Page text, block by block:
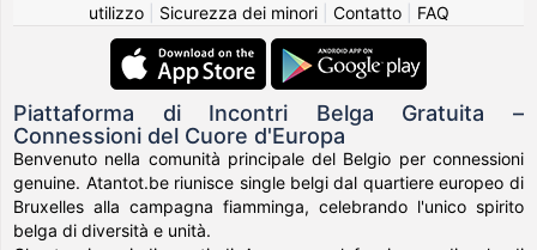
utilizzo| Sicurezza dei minori| Contatto| FAQ
Piattaforma di Incontri Belga Gratuita –
Connessioni del Cuore d'Europa
Benvenuto nella comunità principale del Belgio per connessioni
genuine. Atantot.be riunisce single belgi dal quartiere europeo di
Bruxelles alla campagna fiamminga, celebrando l'unico spirito
belga di diversità e unità.